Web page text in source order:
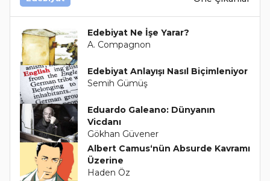
Edebiyat Ne İşe Yarar?
A. Compagnon
Edebiyat Anlayışı Nasıl Biçimleniyor
Semih Gümüş
Eduardo Galeano: Dünyanın
Vicdanı
Gökhan Güvener
Albert Camus‘nün Absurde Kavramı
Üzerine
Haden Öz